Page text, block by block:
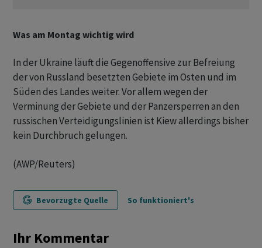
Was am Montag wichtig wird
In der Ukraine läuft die Gegenoffensive zur Befreiung
der von Russland besetzten Gebiete im Osten und im
Süden des Landes weiter. Vor allem wegen der
Verminung der Gebiete und der Panzersperren an den
russischen Verteidigungslinien ist Kiew allerdings bisher
kein Durchbruch gelungen.
(AWP/Reuters)
Bevorzugte Quelle So funktioniert's
Ihr Kommentar